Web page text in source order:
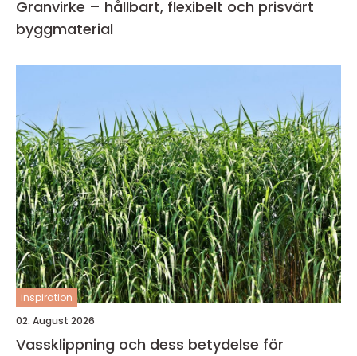
Granvirke – hållbart, flexibelt och prisvärt
byggmaterial
inspiration
02. August 2026
Vassklippning och dess betydelse för